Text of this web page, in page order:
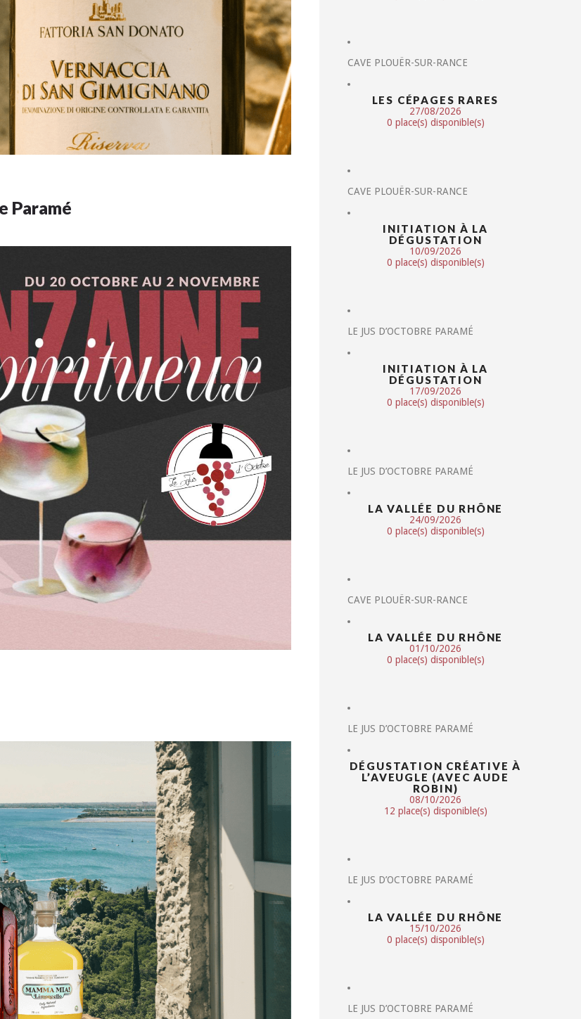
Paramé
CAVE PLOUËR-SUR-RANCE
LES CÉPAGES RARES
27/08/2026
0 place(s) disponible(s)
CAVE PLOUËR-SUR-RANCE
INITIATION À LA
DÉGUSTATION
10/09/2026
0 place(s) disponible(s)
LE JUS D’OCTOBRE PARAMÉ
INITIATION À LA
DÉGUSTATION
17/09/2026
0 place(s) disponible(s)
LE JUS D’OCTOBRE PARAMÉ
LA VALLÉE DU RHÔNE
24/09/2026
0 place(s) disponible(s)
CAVE PLOUËR-SUR-RANCE
LA VALLÉE DU RHÔNE
01/10/2026
0 place(s) disponible(s)
LE JUS D’OCTOBRE PARAMÉ
DÉGUSTATION CRÉATIVE À
L’AVEUGLE (AVEC AUDE
ROBIN)
08/10/2026
12 place(s) disponible(s)
LE JUS D’OCTOBRE PARAMÉ
LA VALLÉE DU RHÔNE
15/10/2026
0 place(s) disponible(s)
LE JUS D’OCTOBRE PARAMÉ